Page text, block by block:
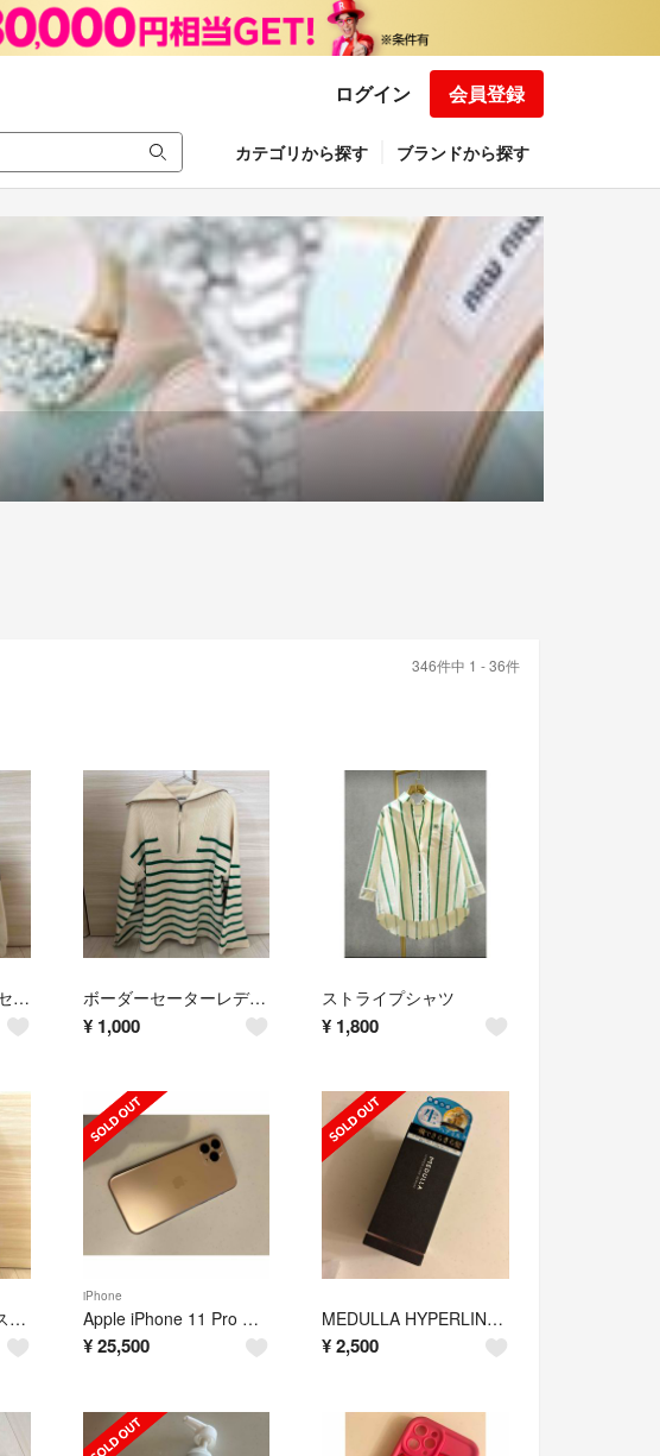
ログイン 会員登録
カテゴリから探す ブランドから探す
346件中 1 - 36件
SHIPS メンズニットセーター ボーダーセーターレディース
¥ 1,000
ストライプシャツ
¥ 1,800
新品 グレーブラウス フロントリボン
iPhone
Apple iPhone 11 Pro ゴールド 本体
¥ 25,500
MEDULLA HYPERLINK SERUM 55mLメデュラ
¥2,500